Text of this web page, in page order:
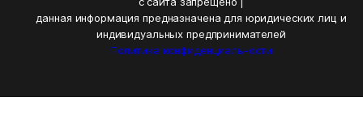
данная информация предназначена для юридических лиц и
индивидуальных предпринимателей
Политика конфиденциальности